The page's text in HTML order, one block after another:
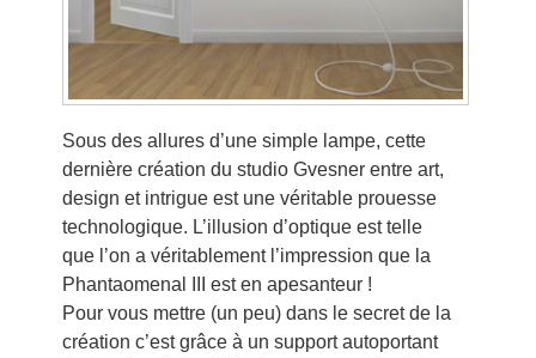
Sous des allures d’une simple lampe, cette
dernière création du studio Gvesner entre art,
design et intrigue est une véritable prouesse
technologique. L’illusion d’optique est telle
que l’on a véritablement l’impression que la
Phantaomenal III est en apesanteur !
Pour vous mettre (un peu) dans le secret de la
création c’est grâce à un support autoportant